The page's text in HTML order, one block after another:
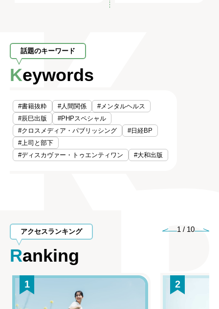
話題のキーワード
Keywords
#書籍抜粋 #人間関係
#メンタルヘルス
#辰巳出版
#PHPスペシャル
#クロスメディア・パブリッシング
#日経BP
#上司と部下
#ディスカヴァー・トゥエンティワン
#大和出版
アクセスランキング
Ranking
1 / 10
1 2